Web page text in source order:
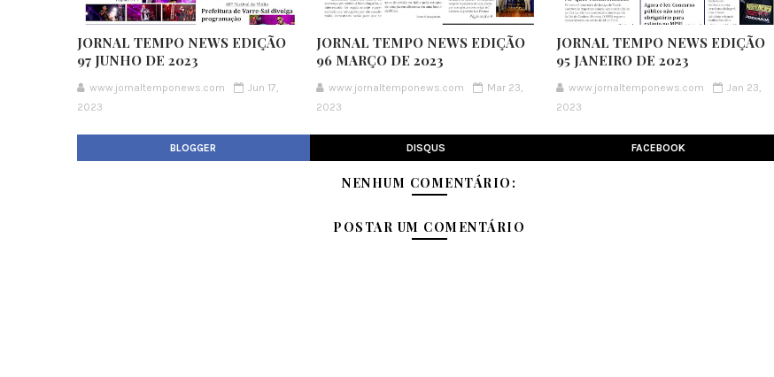
JORNAL TEMPO NEWS EDIÇÃO
97 JUNHO DE 2023
www.jornaltemponews.com
Jun 17,
2023
JORNAL TEMPO NEWS EDIÇÃO
96 MARÇO DE 2023
www.jornaltemponews.com
Mar 23,
2023
JORNAL TEMPO NEWS EDIÇÃO
95 JANEIRO DE 2023
www.jornaltemponews.com
Jan 23,
2023
BLOGGER DISQUS FACEBOOK
NENHUM COMENTÁRIO:
POSTAR UM COMENTÁRIO